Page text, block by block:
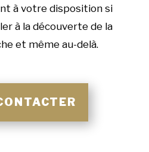
à votre disposition si
à la découverte de la
et même au-delà.